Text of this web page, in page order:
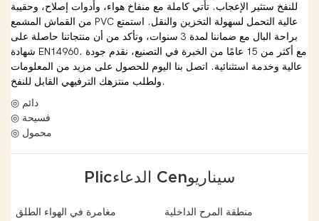
للنفخ ستثير الإعجاب. تأتي كاملة مع منفاخ هواء، وأدوات إصلاح، وحقيبة
من القماش المشمع PVC عالية التحمل لسهولة التخزين والنقل. استمتع
براحة البال مع ضماننا لمدة 3 سنوات، وتأكد من أن منتجاتنا حاصلة على
شهادة EN14960. مع أكثر من 15 عامًا من الخبرة في التصنيع، نقدم جودة
عالية وخدمة استثنائية. اتصل بنا اليوم للحصول على مزيد من المعلومات
ولطلب منتزهك الترفيهي القابل للنفخ.
◎ دائم
◎ فسيحة
◎ محمول
Plicالدعاء Cenسيناريو
مغامرة في الهواء الطلق منطقة المرح الداخلية